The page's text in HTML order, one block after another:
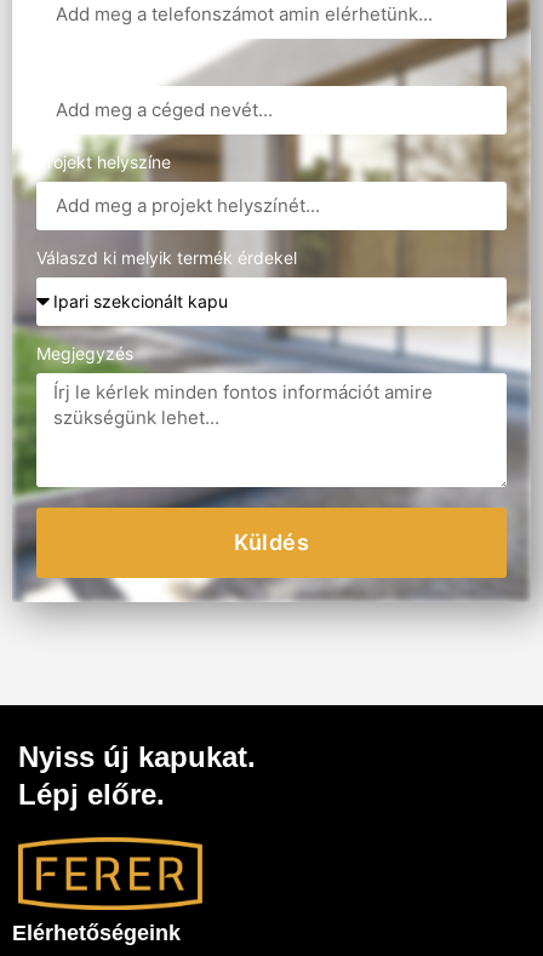
Projekt helyszíne
Válaszd ki melyik termék érdekel
Megjegyzés
Küldés
Nyiss új kapukat.
Lépj előre.
Elérhetőségeink